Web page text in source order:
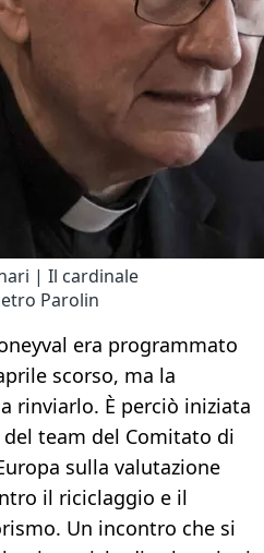
| Il cardinale
Parolin
era programmato
scorso, ma la
rinviarlo. È perciò iniziata
team del Comitato di
sulla valutazione
il riciclaggio e il
Un incontro che si